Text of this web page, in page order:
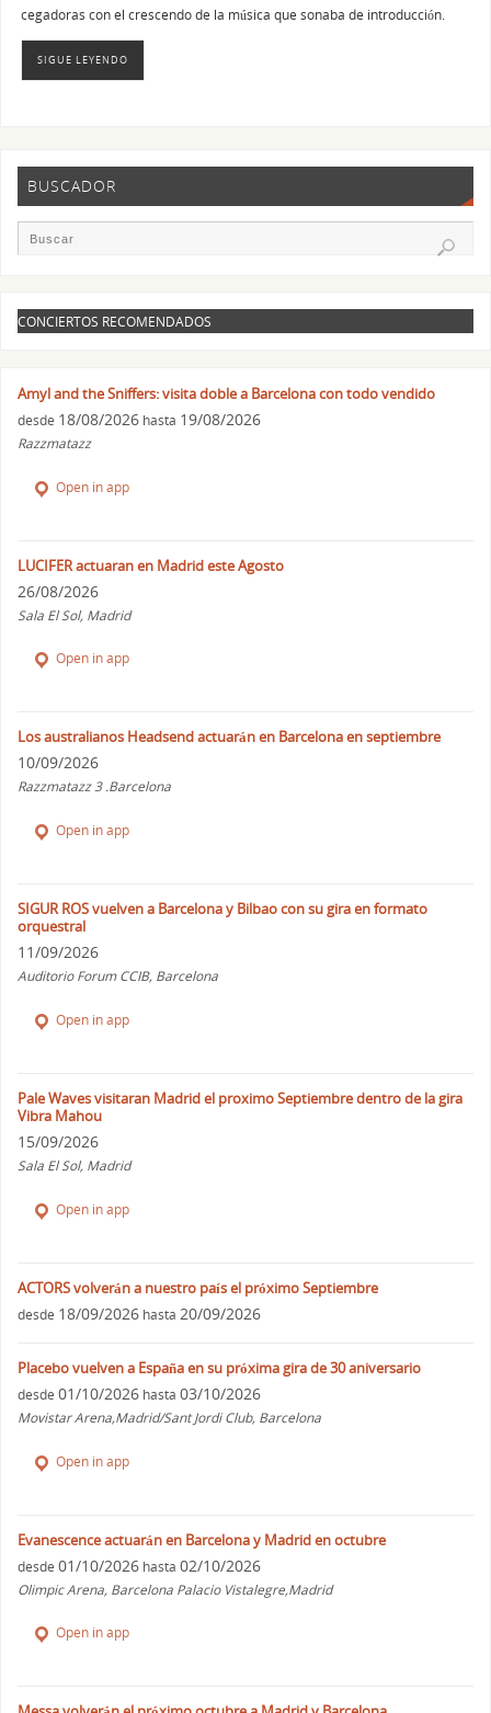
cegadoras con el crescendo de la música que sonaba de introducción.
SIGUE LEYENDO
BUSCADOR
CONCIERTOS RECOMENDADOS
Amyl and the Sniffers: visita doble a Barcelona con todo vendido
desde 18/08/2026 hasta 19/08/2026
Razzmatazz
Open in app
LUCIFER actuaran en Madrid este Agosto
26/08/2026
Sala El Sol, Madrid
Open in app
Los australianos Headsend actuarán en Barcelona en septiembre
10/09/2026
Razzmatazz 3 .Barcelona
Open in app
SIGUR ROS vuelven a Barcelona y Bilbao con su gira en formato
orquestral
11/09/2026
Auditorio Forum CCIB, Barcelona
Open in app
Pale Waves visitaran Madrid el proximo Septiembre dentro de la gira
Vibra Mahou
15/09/2026
Sala El Sol, Madrid
Open in app
ACTORS volverán a nuestro país el próximo Septiembre
desde 18/09/2026 hasta 20/09/2026
Placebo vuelven a España en su próxima gira de 30 aniversario
desde 01/10/2026 hasta 03/10/2026
Movistar Arena,Madrid/Sant Jordi Club, Barcelona
Open in app
Evanescence actuarán en Barcelona y Madrid en octubre
desde 01/10/2026 hasta 02/10/2026
Olimpic Arena, Barcelona Palacio Vistalegre,Madrid
Open in app